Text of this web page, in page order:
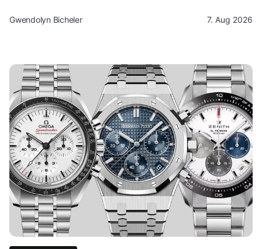
Gwendolyn Bicheler 7. Aug 2026